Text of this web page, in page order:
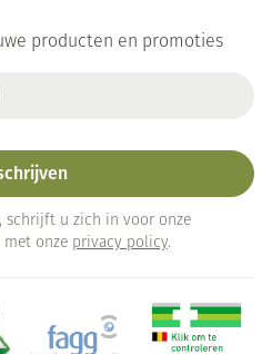
producten en promoties
schrijft u zich in voor onze
met onze privacy policy.